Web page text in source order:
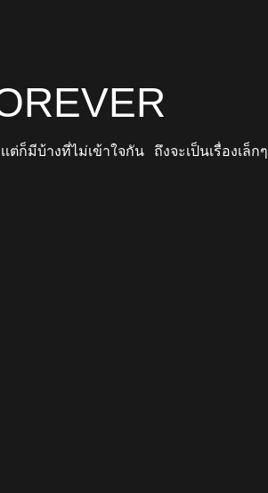
ก็มีบ้างที่ไม่เข้าใจกัน ถึงจะเป็นเรื่องเล็กๆ